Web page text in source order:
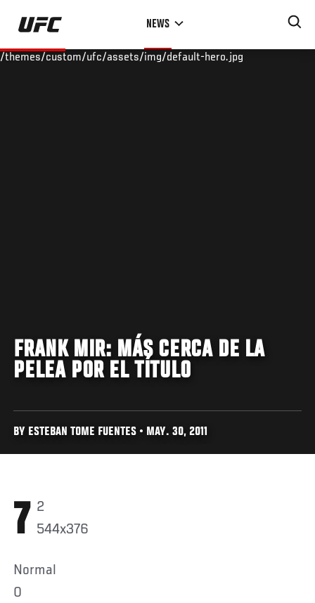
Skip
main
NEWS
/themes/custom/ufc/assets/img/default-hero.jpg
FRANK MIR: MÁS CERCA DE LA
PELEA POR EL TÍTULO
BY ESTEBAN TOME FUENTES • MAY. 30, 2011
72
544x376
Normal
0